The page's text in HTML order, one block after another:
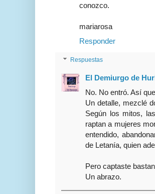
conozco.
mariarosa
Responder
Respuestas
El Demiurgo de
No. No entró. Así
Un detalle, mezclé
Según los mitos,
raptan a mujeres
entendido,
de Letanía, quien
Pero captaste
Un abrazo.